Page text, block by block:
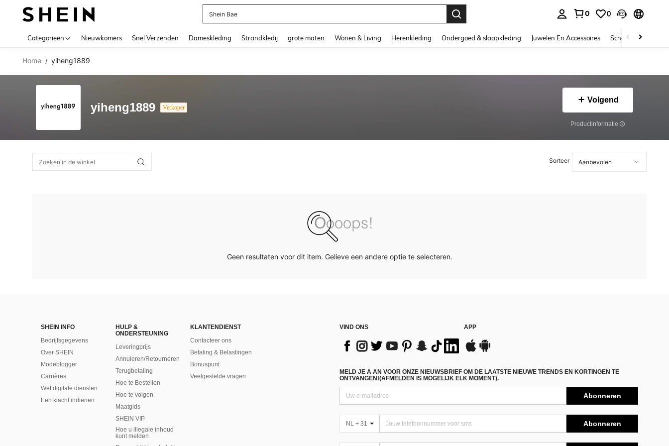
Shein Bae
0 0
Categorieën Nieuwkomers Snel Verzenden Dameskleding Strandkledij grote maten Wonen & Living Herenkleding Ondergoed & slaapkleding Juwelen En Accessoires Schoonheid &
Home / yiheng1889
yiheng1889 Verkoper
Volgend
Productinformatie
Sorteer
Geen resultaten voor dit item. Gelieve een andere optie te selecteren.
SHEIN INFO
Bedrijfsgegevens
Over SHEIN
Modeblogger
Carrières
Wet digitale diensten
Een klacht indienen
HULP &
ONDERSTEUNING
Leveringprijs
Annuleren/Retourneren
Terugbetaling
Hoe te Bestellen
Hoe te volgen
Maatgids
SHEIN VIP
Hoe u illegale inhoud
kunt melden
KLANTENDIENST
Contacteer ons
Betaling & Belastingen
Bonuspunt
Veelgestelde vragen
VIND ONS APP
MELD JE A AN VOOR ONZE NIEUWSBRIEF OM DE LAATSTE NIEUWE TRENDS EN KORTINGEN TE
ONTVANGEN!(AFMELDEN IS MOGELIJK ELK MOMENT).
Abonneren
NL + 31 Abonneren